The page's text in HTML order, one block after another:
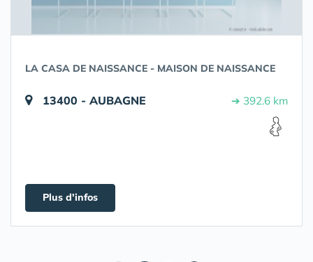
LA CASA DE NAISSANCE - MAISON DE NAISSANCE
13400 - AUBAGNE ➔ 392.6 km
Plus d'infos